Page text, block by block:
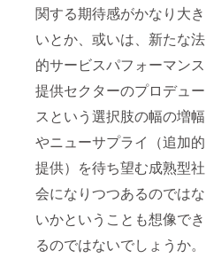
関する期待感がかなり大き
いとか、或いは、新たな法
的サービスパフォーマンス
提供セクターのプロデュー
スという選択肢の幅の増幅
やニューサプライ（追加的
提供）を待ち望む成熟型社
会になりつつあるのではな
いかということも想像でき
るのではないでしょうか。